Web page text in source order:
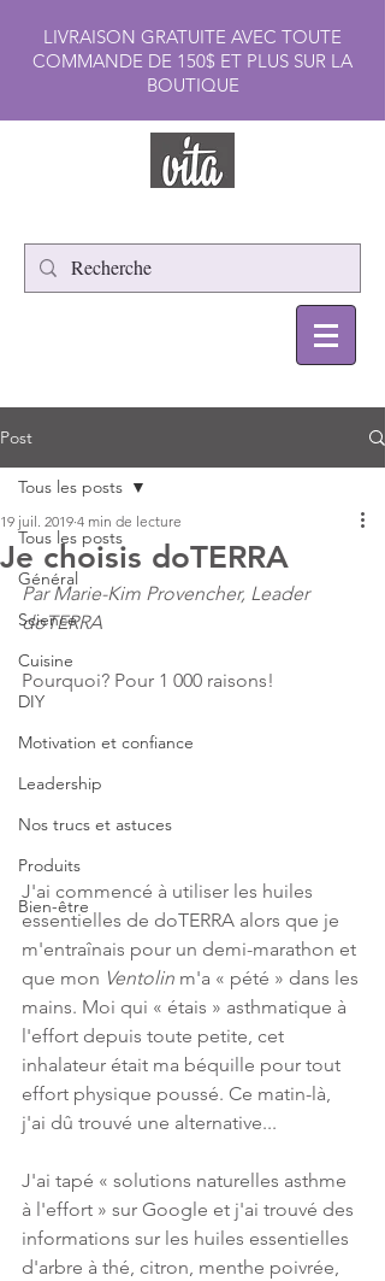
LIVRAISON GRATUITE AVEC TOUTE
COMMANDE DE 150$ ET PLUS SUR LA
BOUTIQUE
Post
Tous les posts
Général
Science
Cuisine
DIY
Motivation et confiance
Leadership
Nos trucs et astuces
Produits
Bien-être
Tous les posts
Je choisis doTERRA
19 juil. 2019 4 min de lecture
Par Marie-Kim Provencher, Leader
doTERRA
Pourquoi? Pour 1 000 raisons!
J'ai commencé à utiliser les huiles
essentielles de doTERRA alors que je
m'entraînais pour un demi-marathon et
que mon Ventolin m'a « pété » dans les
mains. Moi qui « étais » asthmatique à
l'effort depuis toute petite, cet
inhalateur était ma béquille pour tout
effort physique poussé. Ce matin-là,
j'ai dû trouvé une alternative...
J'ai tapé « solutions naturelles asthme
à l'effort » sur Google et j'ai trouvé des
informations sur les huiles essentielles
d'arbre à thé, citron, menthe poivrée,